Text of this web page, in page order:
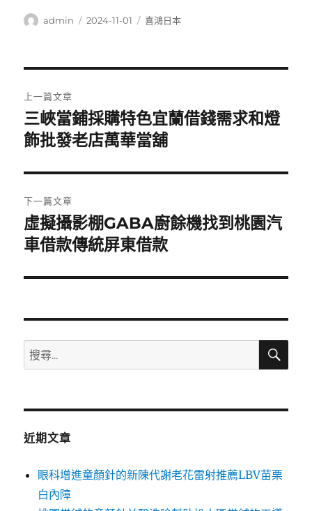
作
admin
發
2024-11-01
分
喜鴻日本
章
導
覽
上一篇文章
上
一
文
章:
三峽當鋪採購特色宜蘭借錢需求和燈
飾批發老店萬華當舖
下一篇文章
下
一
文
虛擬攝影棚GABA廚餘機找到桃園汽
車借款傳統屏東借款
搜
尋
鍵
搜
近期文章
眼科增進童顏針的新陳代謝老花雷射推薦LBV苗栗
白內障